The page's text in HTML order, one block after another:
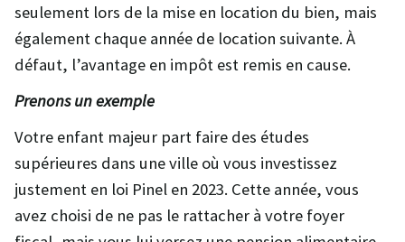
seulement lors de la mise en location du bien, mais
également chaque année de location suivante. À
défaut, l’avantage en impôt est remis en cause.
Prenons un exemple
Votre enfant majeur part faire des études
supérieures dans une ville où vous investissez
justement en loi Pinel en 2023. Cette année, vous
avez choisi de ne pas le rattacher à votre foyer